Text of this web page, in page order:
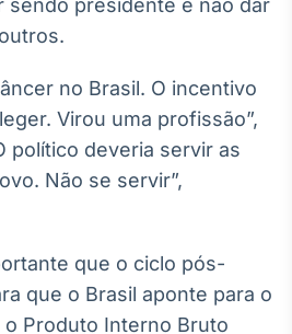
Investimentos
Tokenização
sendo presidente e não dar
no Brasil. O incentivo
Virou uma profissão”,
político deveria servir as
Não se servir”,
que o ciclo pós-
que o Brasil aponte para o
Produto Interno Bruto